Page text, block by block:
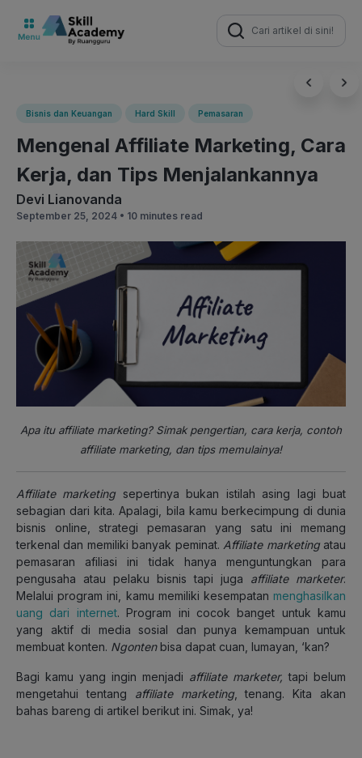
Search
for:
Bisnis dan Keuangan Hard Skill Pemasaran
Mengenal Affiliate Marketing, Cara
Kerja, dan Tips Menjalankannya
Devi Lianovanda
September 25, 2024 • 10 minutes read
Apa itu affiliate marketing? Simak pengertian, cara kerja, contoh
affiliate marketing, dan tips memulainya!
Affiliate marketing sepertinya bukan istilah asing lagi buat
sebagian dari kita. Apalagi, bila kamu berkecimpung di dunia
bisnis online, strategi pemasaran yang satu ini memang
terkenal dan memiliki banyak peminat. Affiliate marketingatau
pemasaran afiliasi ini tidak hanya menguntungkan para
pengusaha atau pelaku bisnis tapi juga affiliate marketer.
Melalui program ini, kamu memiliki kesempatan menghasilkan
uang dari internet. Program ini cocok banget untuk kamu
yang aktif di media sosial dan punya kemampuan untuk
membuat konten. Ngontenbisa dapat cuan, lumayan, ‘kan?
Bagi kamu yang ingin menjadi affiliate marketer, tapi belum
mengetahui tentang affiliate marketing, tenang. Kita akan
bahas bareng di artikel berikut ini. Simak, ya!